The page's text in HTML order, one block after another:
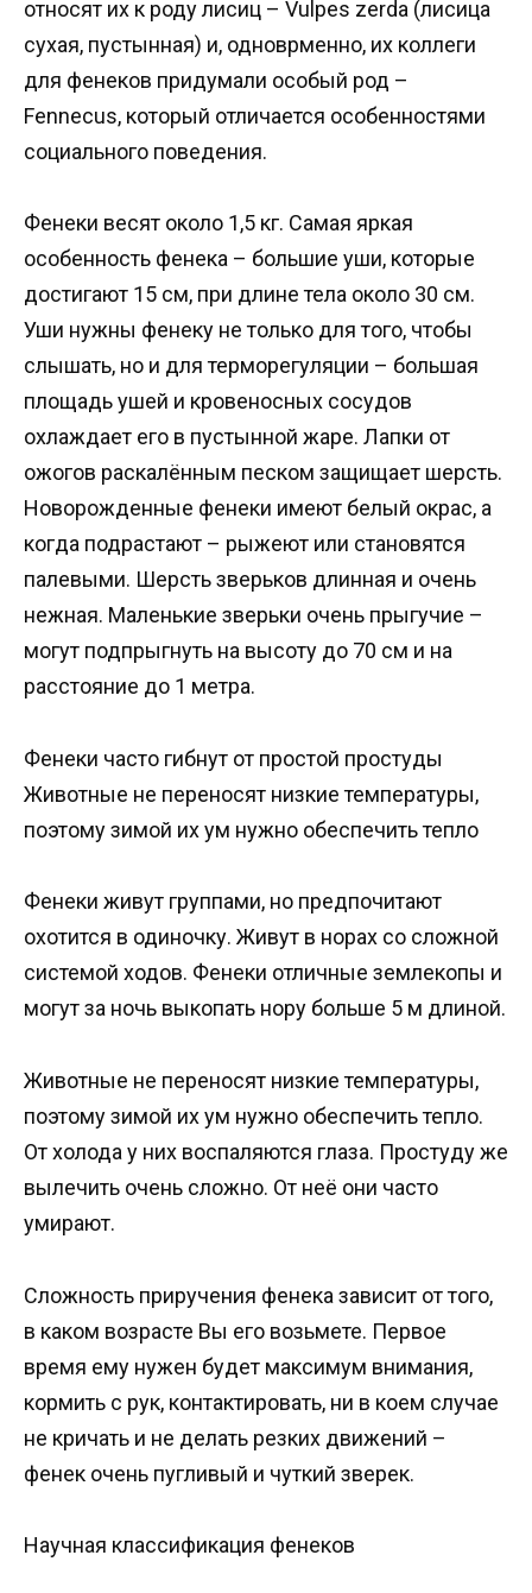
относят их к роду лисиц – Vulpes zerda (лисица
сухая, пустынная) и, одноврменно, их коллеги
для фенеков придумали особый род –
Fennecus, который отличается особенностями
социального поведения.
Фенеки весят около 1,5 кг. Самая яркая
особенность фенека – большие уши, которые
достигают 15 см, при длине тела около 30 см.
Уши нужны фенеку не только для того, чтобы
слышать, но и для терморегуляции – большая
площадь ушей и кровеносных сосудов
охлаждает его в пустынной жаре. Лапки от
ожогов раскалённым песком защищает шерсть.
Новорожденные фенеки имеют белый окраc, а
когда подрастают – рыжеют или становятся
палевыми. Шерсть зверьков длинная и очень
нежная. Маленькие зверьки очень прыгучие –
могут подпрыгнуть на высоту до 70 см и на
расстояние до 1 метра.
Фенеки часто гибнут от простой простуды
Животные не переносят низкие температуры,
поэтому зимой их ум нужно обеспечить тепло
Фенеки живут группами, но предпочитают
охотится в одиночку. Живут в норах со сложной
системой ходов. Фенеки отличные землекопы и
могут за ночь выкопать нору больше 5 м длиной.
Животные не переносят низкие температуры,
поэтому зимой их ум нужно обеспечить тепло.
От холода у них воспаляются глаза. Простуду же
вылечить очень сложно. От неё они часто
умирают.
Сложность приручения фенека зависит от того,
в каком возрасте Вы его возьмете. Первое
время ему нужен будет максимум внимания,
кормить с рук, контактировать, ни в коем случае
не кричать и не делать резких движений –
фенек очень пугливый и чуткий зверек.
Научная классификация фенеков